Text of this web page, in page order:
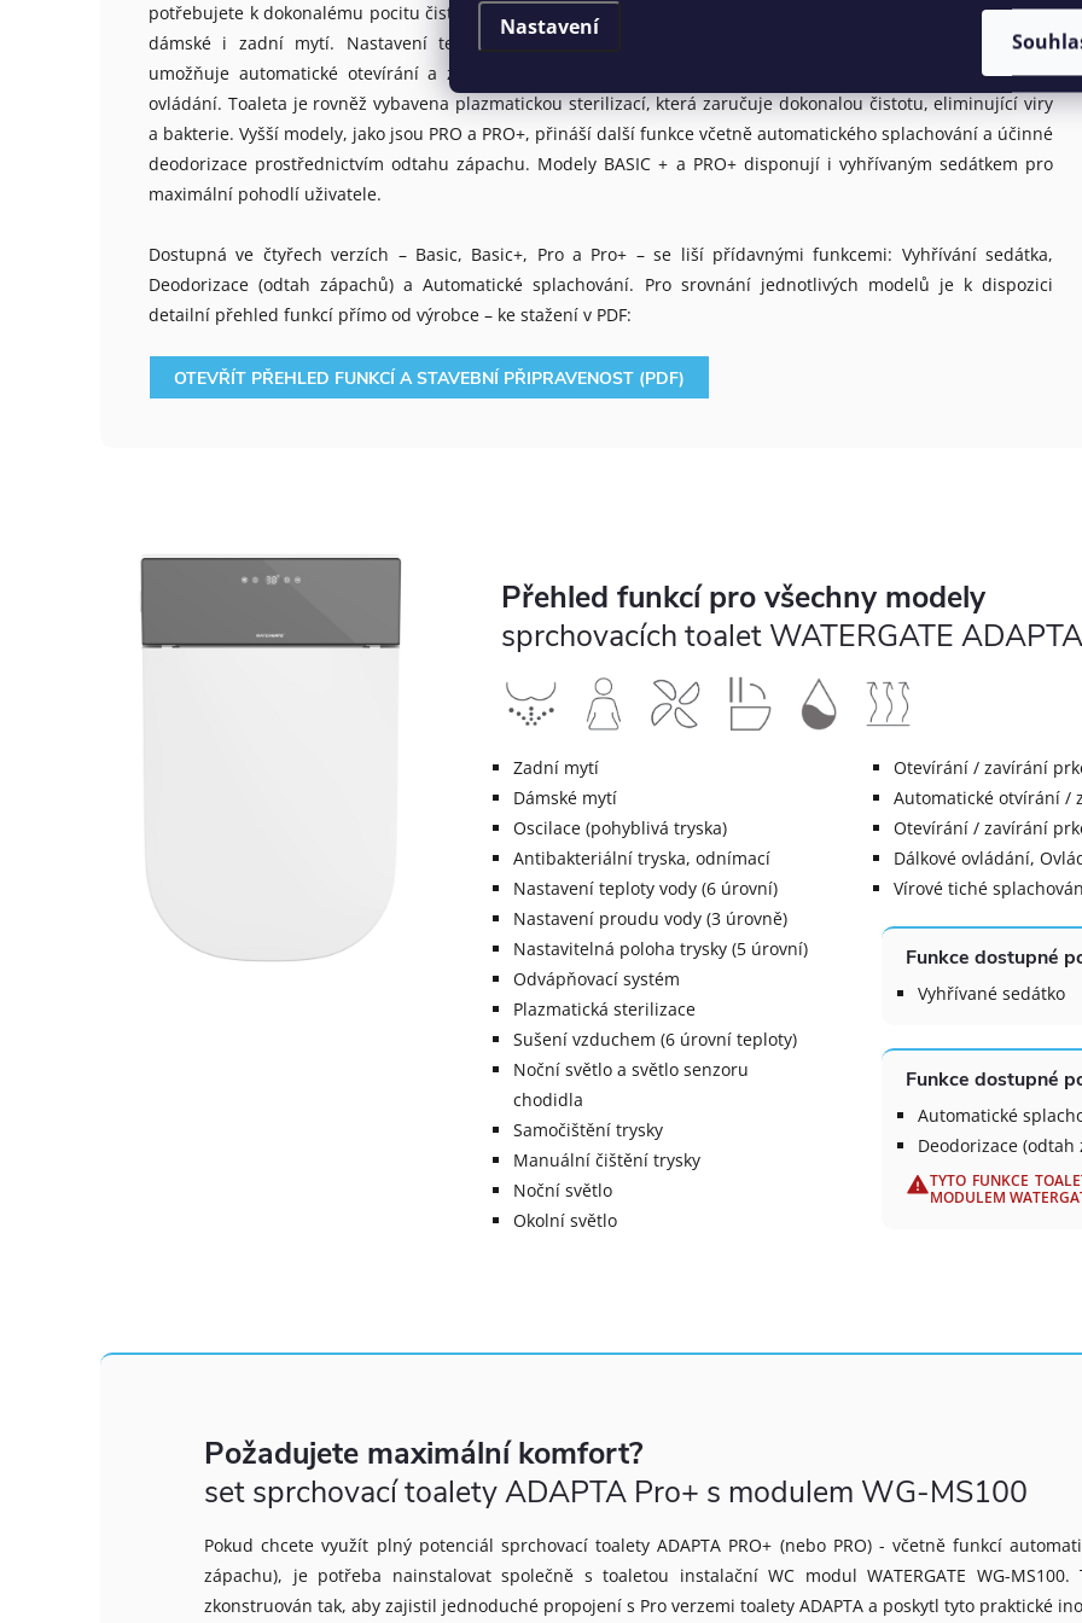
Nastavení
potřebujete k dokonalému pocitu čistoty a komfortu. Pozičně nastavitelná oscilační antibakteriální tryska zajistí
dámské i zadní mytí. Nastavení teploty vody, intenzity vodního proudu a automatické sušení. ADAPTA
umožňuje automatické otevírání a zavírání víka i sedátka za použití pohybových senzorů nebo dálkového
ovládání. Toaleta je rovněž vybavena plazmatickou sterilizací, která zaručuje dokonalou čistotu, eliminující viry
a bakterie. Vyšší modely, jako jsou PRO a PRO+, přináší další funkce včetně automatického splachování a účinné
deodorizace prostřednictvím odtahu zápachu. Modely BASIC + a PRO+ disponují i vyhřívaným sedátkem pro
maximální pohodlí uživatele.
Dostupná ve čtyřech verzích – Basic, Basic+, Pro a Pro+ – se liší přídavnými funkcemi: Vyhřívání sedátka,
Deodorizace (odtah zápachů) a Automatické splachování. Pro srovnání jednotlivých modelů je k dispozici
detailní přehled funkcí přímo od výrobce – ke stažení v PDF:
OTEVŘÍT PŘEHLED FUNKCÍ A STAVEBNÍ PŘIPRAVENOST (PDF)
Přehled funkcí pro všechny modely
sprchovacích toalet WATERGATE ADAPTA
Zadní mytí
Dámské mytí
Oscilace (pohyblivá tryska)
Antibakteriální tryska, odnímací
Nastavení teploty vody (6 úrovní)
Nastavení proudu vody (3 úrovně)
Nastavitelná poloha trysky (5 úrovní)
Odvápňovací systém
Plazmatická sterilizace
Sušení vzduchem (6 úrovní teploty)
Noční světlo a světlo senzoru
chodidla
Samočištění trysky
Manuální čištění trysky
Noční světlo
Okolní světlo
Otevírání / zavírání
Automatické otvírání /
Otevírání / zavírání
Dálkové ovládání,
Vírové tiché
Funkce dostupné
Vyhřívané sedátko
Funkce dostupné
Automatické
Deodorizace (odtah
TYTO FUNKCE
MODULEM
Požadujete maximální komfort?
set sprchovací toalety ADAPTA Pro+ s modulem WG-MS100
Pokud chcete využít plný potenciál sprchovací toalety ADAPTA PRO+ (nebo PRO) - včetně funkcí
zápachu), je potřeba nainstalovat společně s toaletou instalační WC modul WATERGATE WG-
zkonstruován tak, aby zajistil jednoduché propojení s Pro verzemi toalety ADAPTA a poskytl tyto praktické